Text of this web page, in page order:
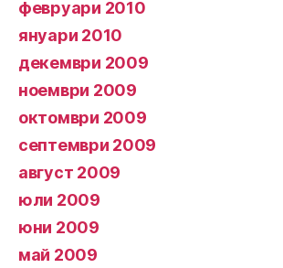
февруари 2010
януари 2010
декември 2009
ноември 2009
октомври 2009
септември 2009
август 2009
юли 2009
юни 2009
май 2009